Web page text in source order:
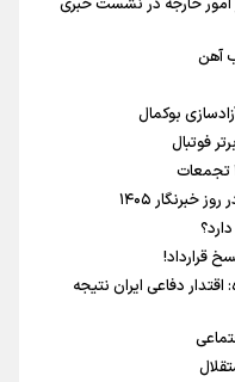
امور خارجه در نشست خبری
آهن
بوکمال
فوتبال
۱۴۰۵
قرارداد!
دفاعی ایران نتیجه